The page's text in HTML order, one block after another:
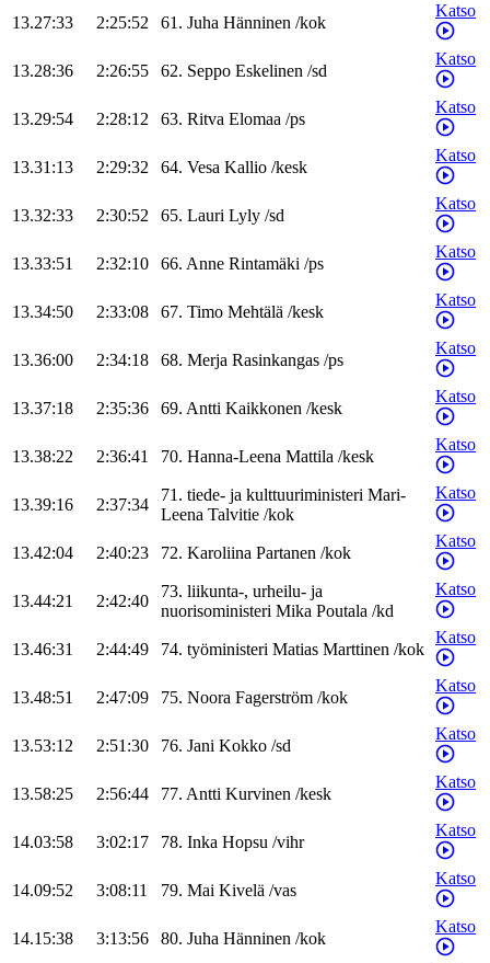
13.27:33 2:25:52 61. Juha Hänninen /kok
Katso
13.28:36 2:26:55 62. Seppo Eskelinen /sd
Katso
13.29:54 2:28:12 63. Ritva Elomaa /ps
Katso
13.31:13 2:29:32 64. Vesa Kallio /kesk
Katso
13.32:33 2:30:52 65. Lauri Lyly /sd
Katso
13.33:51 2:32:10 66. Anne Rintamäki /ps
Katso
13.34:50 2:33:08 67. Timo Mehtälä /kesk
Katso
13.36:00 2:34:18 68. Merja Rasinkangas /ps
Katso
13.37:18 2:35:36 69. Antti Kaikkonen /kesk
Katso
13.38:22 2:36:41 70. Hanna-Leena Mattila /kesk
Katso
13.39:16 2:37:34
71. tiede- ja kulttuuriministeri Mari-
Leena Talvitie /kok
Katso
13.42:04 2:40:23 72. Karoliina Partanen /kok
Katso
13.44:21 2:42:40
73. liikunta-, urheilu- ja
nuorisoministeri Mika Poutala /kd
Katso
13.46:31 2:44:49 74. työministeri Matias Marttinen /kok
Katso
13.48:51 2:47:09 75. Noora Fagerström /kok
Katso
13.53:12 2:51:30 76. Jani Kokko /sd
Katso
13.58:25 2:56:44 77. Antti Kurvinen /kesk
Katso
14.03:58 3:02:17 78. Inka Hopsu /vihr
Katso
14.09:52 3:08:11 79. Mai Kivelä /vas
Katso
14.15:38 3:13:56 80. Juha Hänninen /kok
Katso